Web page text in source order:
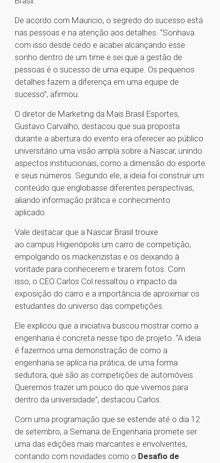
De acordo com Mauricio, o segredo do sucesso está
nas pessoas e na atenção aos detalhes. “Sonhava
com isso desde cedo e acabei alcançando esse
sonho dentro de um time e sei que a gestão de
pessoas é o sucesso de uma equipe. Os pequenos
detalhes fazem a diferença em uma equipe de
sucesso”, afirmou.
O diretor de Marketing da Mais Brasil Esportes,
Gustavo Carvalho, destacou que sua proposta
durante a abertura do evento era oferecer ao público
universitário uma visão ampla sobre a Nascar, unindo
aspectos institucionais, como a dimensão do esporte
e seus números. Segundo ele, a ideia foi construir um
conteúdo que englobasse diferentes perspectivas,
aliando informação prática e conhecimento
aplicado.
Vale destacar que a Nascar Brasil trouxe
ao campus Higienópolis um carro de competição,
empolgando os mackenzistas e os deixando à
vontade para conhecerem e tirarem fotos. Com
isso, o CEO Carlos Col ressaltou o impacto da
exposição do carro e a importância de aproximar os
estudantes do universo das competições.
Ele explicou que a iniciativa buscou mostrar como a
engenharia é concreta nesse tipo de projeto. “A ideia
é fazermos uma demonstração de como a
engenharia se aplica na prática, de uma forma
sedutora, que são as competições de automóveis.
Queremos trazer um pouco do que vivemos para
dentro da universidade”, destacou Carlos.
Com uma programação que se estende até o dia 12
de setembro, a Semana de Engenharia promete ser
uma das edições mais marcantes e envolventes,
contando com novidades como o Desafio de